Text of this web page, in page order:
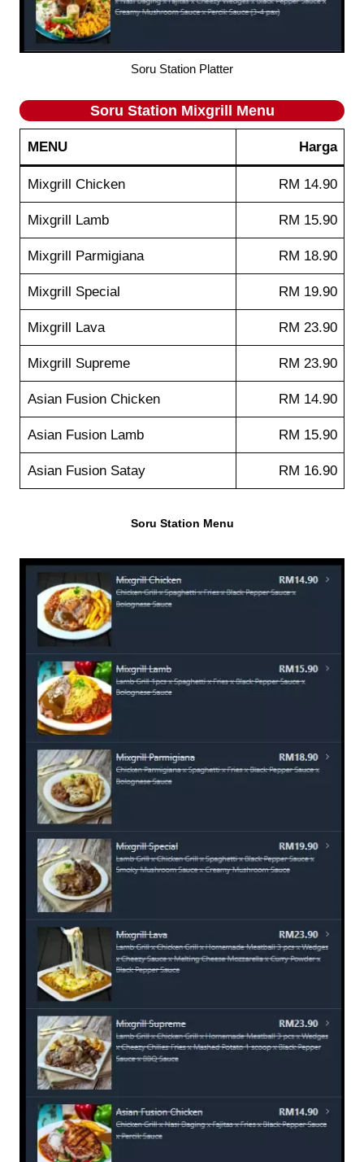
Soru Station Platter
Soru Station Mixgrill Menu
MENU Harga
Mixgrill Chicken RM 14.90
Mixgrill Lamb RM 15.90
Mixgrill Parmigiana RM 18.90
Mixgrill Special RM 19.90
Mixgrill Lava RM 23.90
Mixgrill Supreme RM 23.90
Asian Fusion Chicken RM 14.90
Asian Fusion Lamb RM 15.90
Asian Fusion Satay RM 16.90
Soru Station Menu